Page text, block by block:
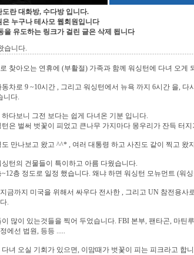
란 대화방, 수다방 입니다.
누구나 테사모 웹회원입니다
유도하는 링크가 걸린 글은 삭제 됩니다
습니다.
찾아오는 연휴에 (부활절) 가족과 함께 워싱턴에 다녀 오게
차로 9 ~10시간 , 그리고 워싱턴에서 뉴욕 까지 6시간 을,
니다.
다보니 그전 보다는 쉽게 다녀온 기분 입니다.
은 벌써 벗꽃이 피었고 큰나무 가지마다 몽우리가 잔득 터
만나보고 왔고 ^^* , 여러 대통령 하고 사진도 같이 찍고 왔
턴의 건물들이 특이하고 아름 다웠습니다.
층 정도로 일정 했습니다. 왜냐 하면 워싱턴 모뉴먼트 (워
금까지 미국을 위해서 싸우다 전사한 , 그리고 UN 참전용사
.
많이 있는것들을 찍어 두었습니다. FBI 본부, 팬타곤, 마틴
에선 법원, 등등 .....
녀 오실 기회가 있으면, 이맘때가 벗꽃이 피는 피크라고 합